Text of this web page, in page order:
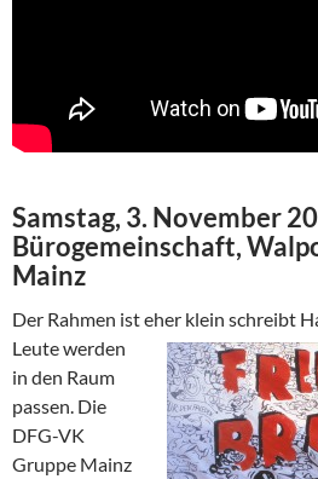
Samstag, 3. November
Bürogemeinschaft,
Mainz
Der Rahmen ist eher klein schreibt
Leutewerden
in den Raum
passen. Die
DFG-VK
Gruppe Mainz